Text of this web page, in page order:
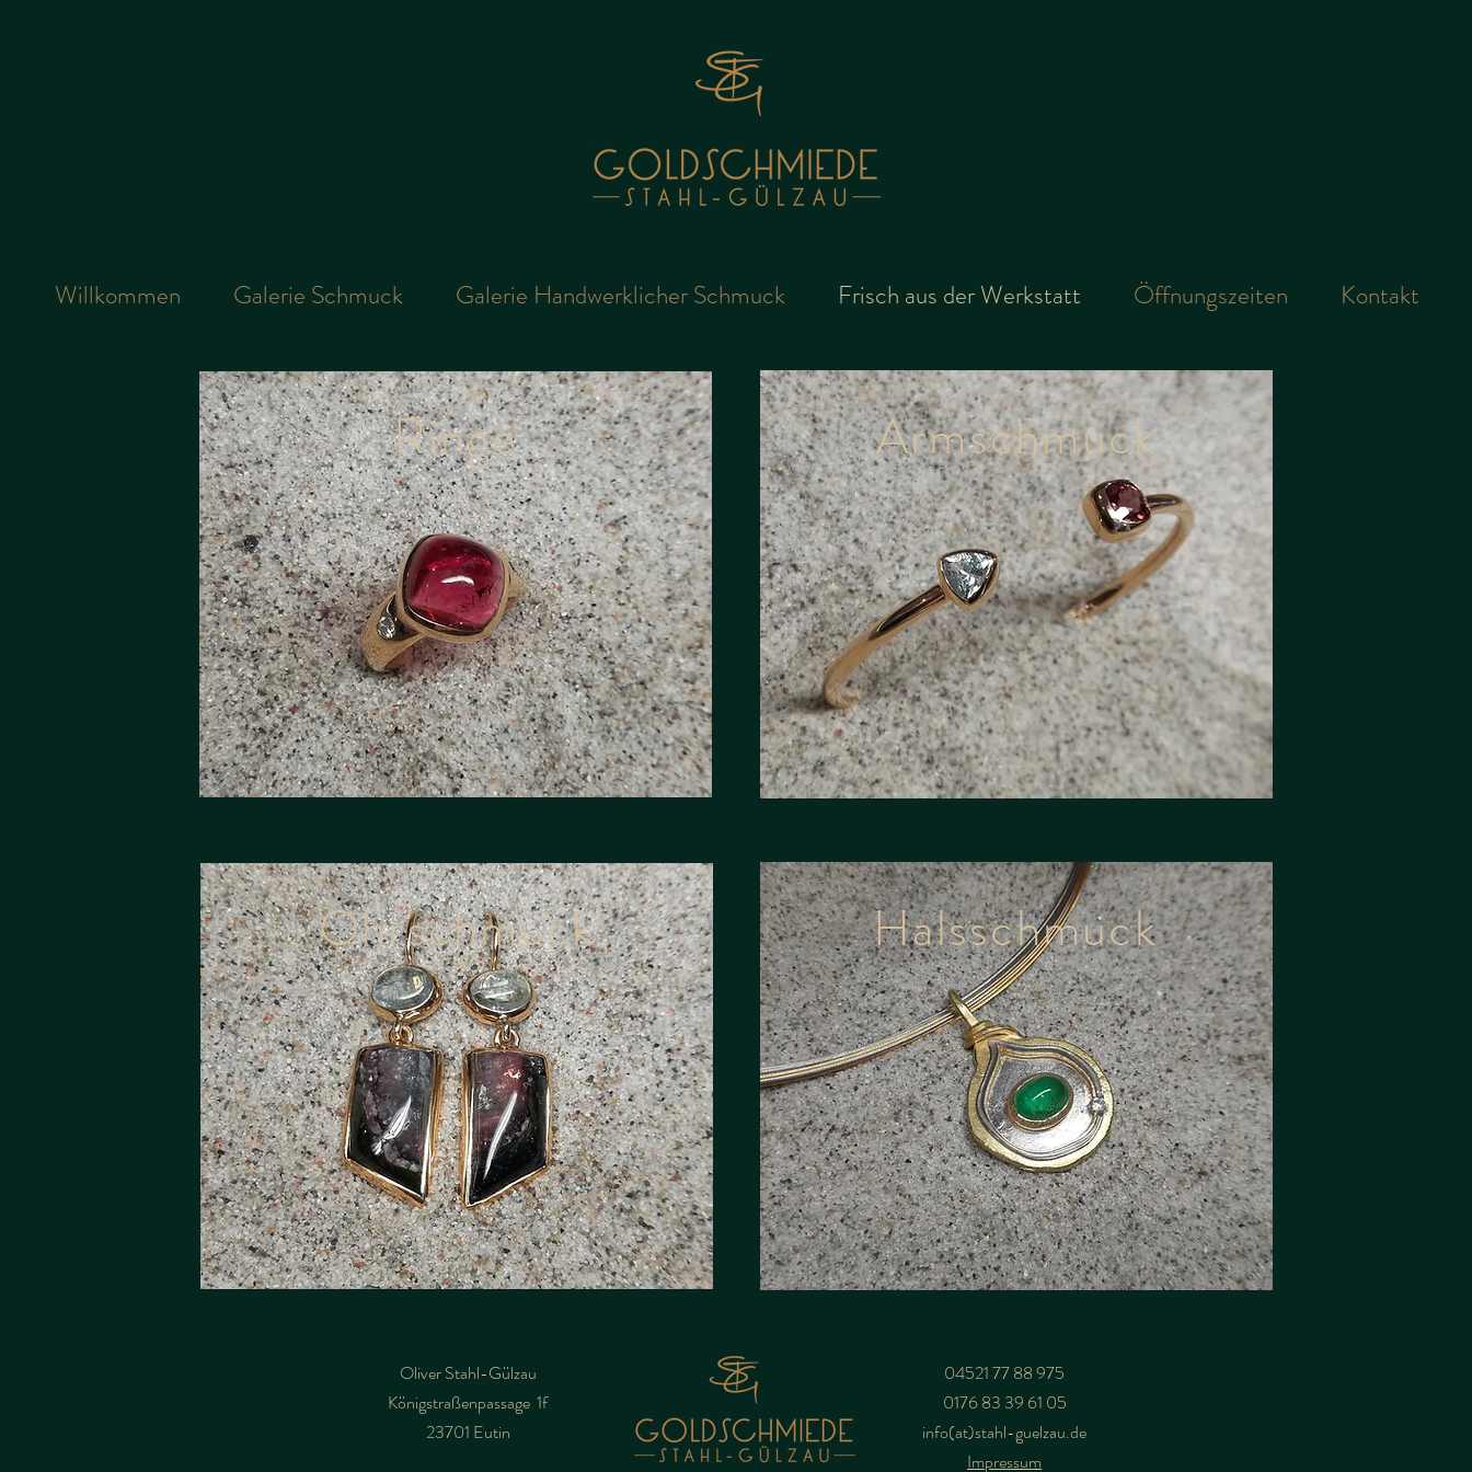
Willkommen Galerie Schmuck Galerie Handwerklicher Schmuck Frisch aus der Werkstatt Öffnungszeiten Kontakt
Ringe Armschmuck
Ohrschmuck Halsschmuck
Oliver Stahl-Gülzau
Königstraßenpassage 1f
23701 Eutin
04521 77 88 975
0176 83 39 61 05
info(at)stahl-guelzau.de
Impressum